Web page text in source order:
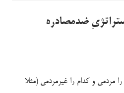
ضدمصادره
مردمی و کدام را غیرمردمی (مثلا